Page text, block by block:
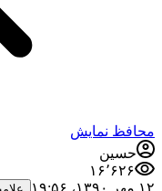
محافظ نمایش
حسین
۱۶٬۶۲۶